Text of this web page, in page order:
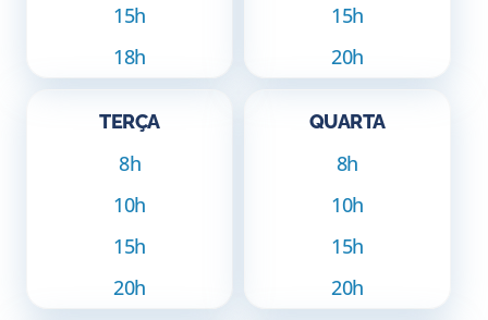
15h
18h
15h
20h
TERÇA
8h
10h
15h
20h
QUARTA
8h
10h
15h
20h